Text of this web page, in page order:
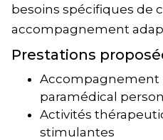
besoins spécifiques de
accompagnement
Prestations
Accompagnement
paramédical
Activités
stimulantes